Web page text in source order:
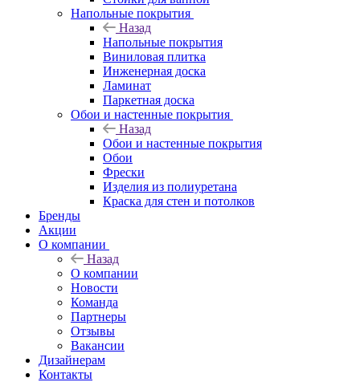
Напольные покрытия
Назад
Напольные покрытия
Виниловая плитка
Инженерная доска
Ламинат
Паркетная доска
Обои и настенные покрытия
Назад
Обои и настенные покрытия
Обои
Фрески
Изделия из полиуретана
Краска для стен и потолков
Бренды
Акции
О компании
Назад
О компании
Новости
Команда
Партнеры
Отзывы
Вакансии
Дизайнерам
Контакты